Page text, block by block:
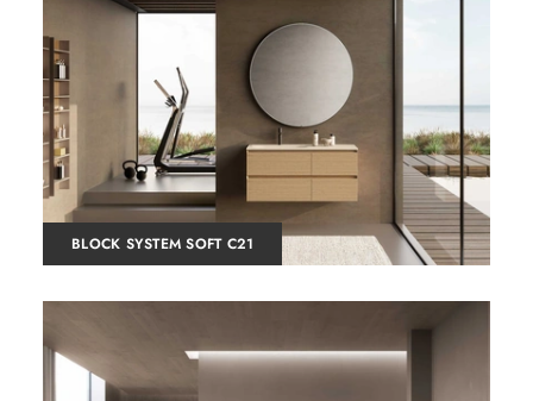
BLOCK SYSTEM SOFT C21